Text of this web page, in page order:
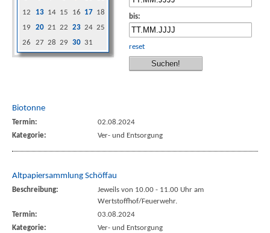
12
13 14 15 16 17 18
19
20 21 22 23 24 25
26
27 28 29 30 31
bis:
reset
Biotonne
Termin:
02.08.2024
Kategorie:
Ver- und Entsorgung
Altpapiersammlung Schöffau
Beschreibung:
Jeweils von 10.00 - 11.00 Uhr am
Wertstoffhof/Feuerwehr.
Termin:
03.08.2024
Kategorie:
Ver- und Entsorgung